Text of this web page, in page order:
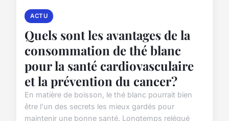
ACTU
Quels sont les avantages de la
consommation de thé blanc
pour la santé cardiovasculaire
et la prévention du cancer?
En matière de boisson, le thé blanc pourrait bien
être l'un des secrets les mieux gardés pour
maintenir une bonne santé. Longtemps relégué